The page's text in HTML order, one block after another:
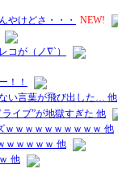
やけどさ・・・
NEW!
コが（ノ∇`）
！！
い言葉が飛び出した… 他
イブ”が地獄すぎた 他
ｗｗｗｗｗｗｗｗｗｗ 他
ｗｗｗｗｗ 他
他